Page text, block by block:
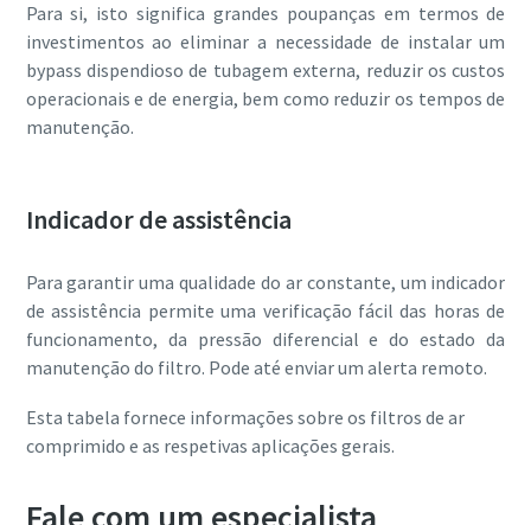
Para si, isto significa grandes poupanças em termos de
investimentos ao eliminar a necessidade de instalar um
bypass dispendioso de tubagem externa, reduzir os custos
operacionais e de energia, bem como reduzir os tempos de
manutenção.
Indicador de assistência
Para garantir uma qualidade do ar constante, um indicador
de assistência permite uma verificação fácil das horas de
funcionamento, da pressão diferencial e do estado da
manutenção do filtro. Pode até enviar um alerta remoto.
Esta tabela fornece informações sobre os filtros de ar
comprimido e as respetivas aplicações gerais.
Fale com um especialista